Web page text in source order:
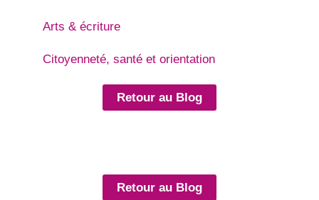
Arts & écriture
Citoyenneté, santé et orientation
Retour au Blog
Retour au Blog